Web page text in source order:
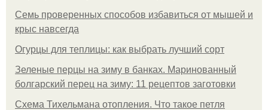
Семь проверенных способов избавиться от мышей и
крыс навсегда
Огурцы для теплицы: как выбрать лучший сорт
Зеленые перцы на зиму в банках. Маринованный
болгарский перец на зиму: 11 рецептов заготовки
Схема Тихельмана отопления. Что такое петля